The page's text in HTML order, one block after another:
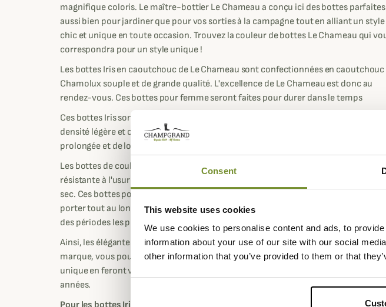
Consent
This website uses cookies
We use cookies to personalise content and ads, to
information about your use of our site with our social
other information that you’ve provided to them or that
magnifique coloris. Le maître-bottier Le Chameau a conçu ici des bottes parfaites
aussi bien pour jardiner que pour vos sorties à la campagne tout en alliant un style
chic et unique en toute occasion. Trouvez la couleur de bottes Le Chameau qui
correspondra pour un style unique !
Les bottes Iris en caoutchouc de Le Chameau sont confectionnées en caoutchouc
Chamolux souple et de grande qualité. L'excellence de Le Chameau est donc au
rendez-vous. Ces bottes pour femme seront faites pour durer dans le temps
Ces bottes Iris sont les plus légères de la marque Le Chameau. Sa semelle à mono-
densité légère et confortable rend ces bottes colorées idéale pour une utilisation
prolongée et de longues marches lors de sorties champêtres dans la nature.
Les bottes de couleurs Iris présentent une élégante doublure en Jersey poly-coton
résistante à l'usure facilitant l'évacuation de l'humidité et ainsi garder vos pieds au
sec. Ces bottes pour femme sont donc tout aussi respirantes. Vous pourrez alors les
porter tout au long de l'année lors des périodes les plus chaudes tout comme lors
des périodes les plus fraîches.
Ainsi, les élégantes bottes Iris de Le Chameau ont tout des grandes bottes de la
marque, vous pourrez les utiliser en toute saison. Leur étanchéité et leur
unique en feront vos bottes favorites pour vos sorties nature pendant de longues
années.